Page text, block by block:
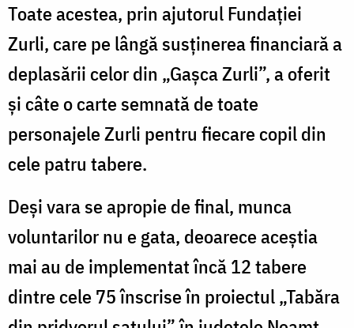
Toate acestea, prin ajutorul Fundației
Zurli, care pe lângă susținerea financiară a
deplasării celor din „Gașca Zurli”, a oferit
și câte o carte semnată de toate
personajele Zurli pentru fiecare copil din
cele patru tabere.
Deși vara se apropie de final, munca
voluntarilor nu e gata, deoarece aceștia
mai au de implementat încă 12 tabere
dintre cele 75 înscrise în proiectul „Tabăra